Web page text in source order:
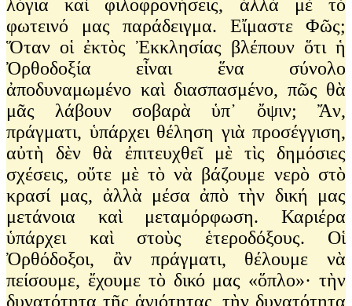
λόγια καὶ φιλοφρονήσεις, ἀλλὰ μὲ τὸ
φωτεινό μας παράδειγμα. Εἴμαστε Φῶς;
Ὅταν οἱ ἐκτὸς Ἐκκλησίας βλέπουν ὅτι ἡ
Ὀρθοδοξία εἶναι ἕνα σύνολο
ἀποδυναμωμένο καὶ διασπασμένο, πῶς θὰ
μᾶς λάβουν σοβαρὰ ὑπ᾽ ὄψιν; Ἄν,
πράγματι, ὑπάρχει θέληση γιὰ προσέγγιση,
αὐτὴ δὲν θὰ ἐπιτευχθεῖ μὲ τὶς δημόσιες
σχέσεις, οὔτε μὲ τὸ νὰ βάζουμε νερὸ στὸ
κρασί μας, ἀλλὰ μέσα ἀπὸ τὴν δική μας
μετάνοια καὶ μεταμόρφωση. Καριέρα
ὑπάρχει καὶ στοὺς ἑτεροδόξους. Οἱ
Ὀρθόδοξοι, ἂν πράγματι, θέλουμε νὰ
πείσουμε, ἔχουμε τὸ δικό μας «ὅπλο»· τὴν
δυνατότητα τῆς ἁγιότητας, τὴν δυνατότητα